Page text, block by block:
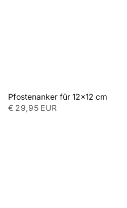
Pfostenanker für 12x12 cm
€ 29,95 EUR